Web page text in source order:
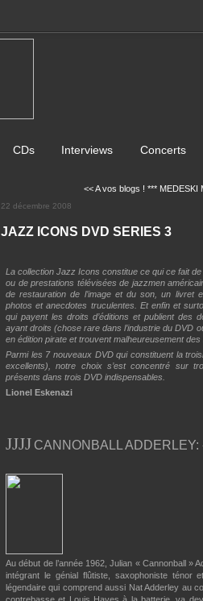
CDs Interviews Concerts
<< A vos blogs ! *** MEDESKI
22 décembre 2008
JAZZ ICONS DVD SERIES 3
La collection Jazz Icons constitue ce qui ce fait
ou de prestations télévisées de jazzmen
de restauration de l’image et du son, un livret
photos et anecdotes truculentes. Et enfin et
qui payent les droits d’éditions et publient des
ayant droits (chose rare dans l’industrie du DVD
en édition pirate et trouvent malheureusement
Parmi les 7 nouveaux DVD qui constituent la
excellents), notre choix s’est concentré sur
présents dans trois DVD indispensables.
Lionel Eskenazi
JJJJ CANNONBALL ADDERLEY:
Au début de l’année 1962, Julian « Cannonball »
intégrant le génial flûtiste, saxophoniste ténor
légendaire qui comprend aussi Nat Adderley au
contrebasse et Louis Hayes à la batterie, va